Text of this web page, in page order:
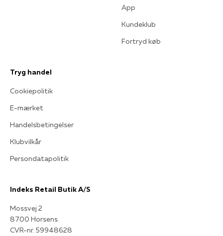
App
Kundeklub
Fortryd køb
Tryg handel
Cookiepolitik
E-mærket
Handelsbetingelser
Klubvilkår
Persondatapolitik
Indeks Retail Butik A/S
Mossvej 2
8700 Horsens
CVR-nr. 59948628